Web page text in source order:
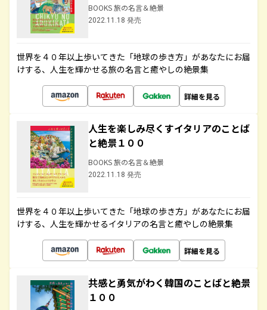
BOOKS 旅の名言＆絶景
2022.11.18 発売
世界を４０年以上歩いてきた「地球の歩き方」があなたにお届
けする、人生を輝かせる旅の名言と癒やしの絶景集
詳細を見る
人生を楽しみ尽くすイタリアのことば
と絶景１００
BOOKS 旅の名言＆絶景
2022.11.18 発売
世界を４０年以上歩いてきた「地球の歩き方」があなたにお届
けする、人生を輝かせるイタリアの名言と癒やしの絶景集
詳細を見る
共感と勇気がわく韓国のことばと絶景
１００